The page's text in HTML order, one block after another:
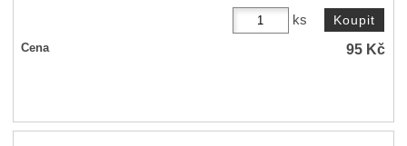
ks
Cena 95 Kč